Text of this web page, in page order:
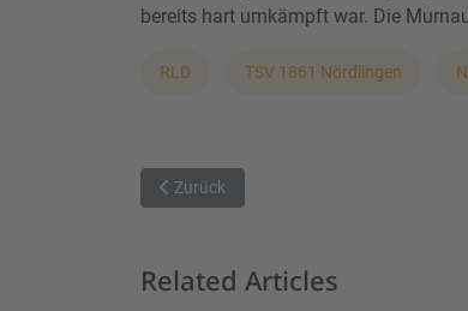
bereits hart umkämpft war. Die
RLD TSV 1861 Nördlingen
Vorheriger Beitrag: ESV mit knappem Sieg
Zurück
Related Articles